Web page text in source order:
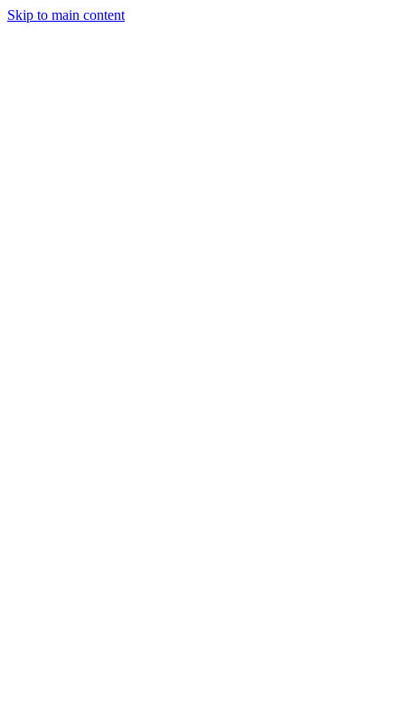
Skip to main content